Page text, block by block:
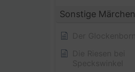
Sonstige Märchen